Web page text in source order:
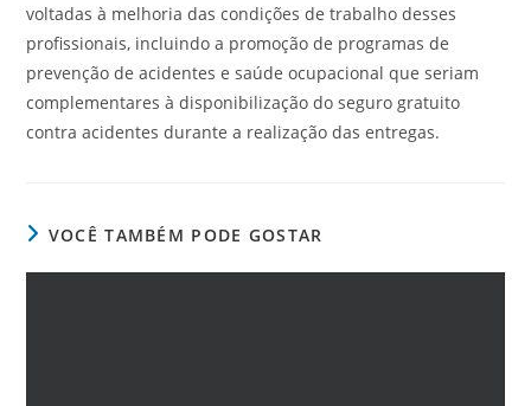
voltadas à melhoria das condições de trabalho desses
profissionais, incluindo a promoção de programas de
prevenção de acidentes e saúde ocupacional que seriam
complementares à disponibilização do seguro gratuito
contra acidentes durante a realização das entregas.
VOCÊ TAMBÉM PODE GOSTAR